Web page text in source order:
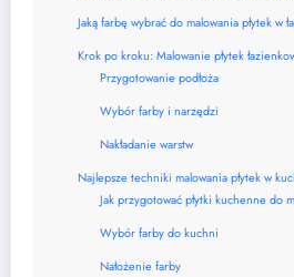
Jaką farbę wybrać do malowania płytek w
Krok po kroku: Malowanie płytek
Przygotowanie podłoża
Wybór farby i narzędzi
Nakładanie warstw
Najlepsze techniki malowania płytek w
Jak przygotować płytki kuchenne do
Wybór farby do kuchni
Nałożenie farby